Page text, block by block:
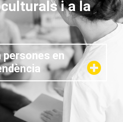
i a la
persones en